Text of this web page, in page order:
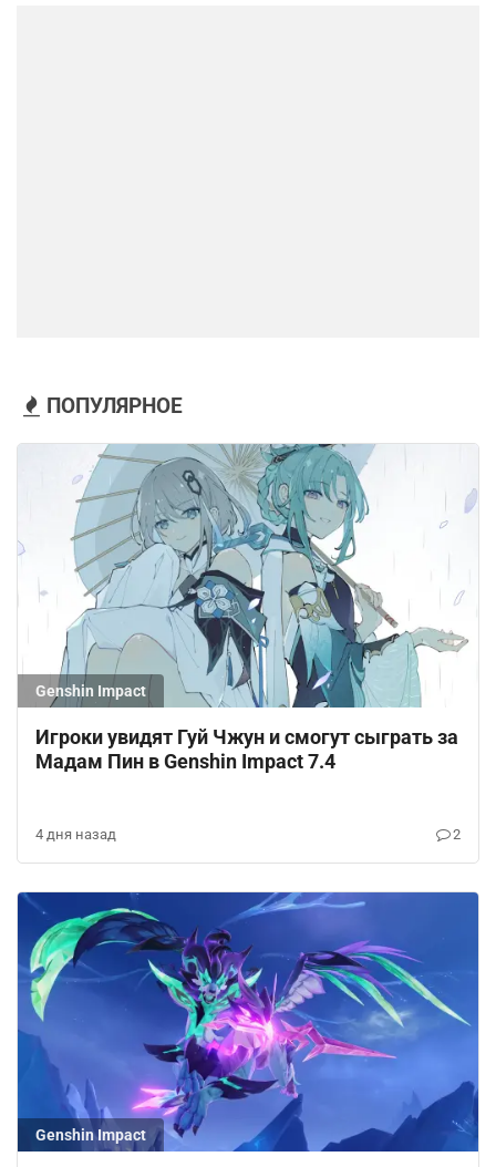
ПОПУЛЯРНОЕ
Genshin Impact
Игроки увидят Гуй Чжун и смогут сыграть за
Мадам Пин в Genshin Impact 7.4
4 дня назад 2
Genshin Impact